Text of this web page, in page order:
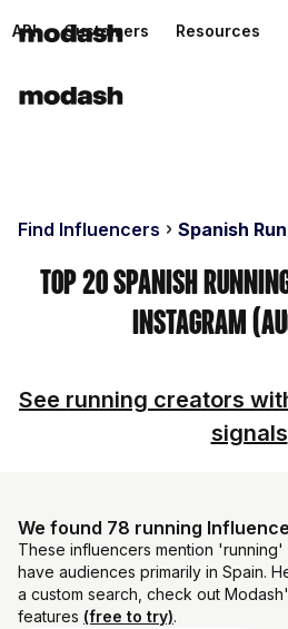
API Customers Resources
Find Influencers Spanish
Top 20 Spanish
Instagram
See running creators
signals
We found 78 running
These influencers mention 'running'
have audiences primarily in Spain.
a custom search, check out
features (free to try).